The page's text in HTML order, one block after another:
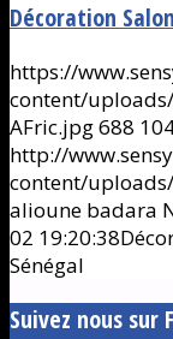
Décoration
https://
content/
AFric.jpg688
http://
content/
alioune badara
02 19:20:38
Sénégal
Suivez nous sur